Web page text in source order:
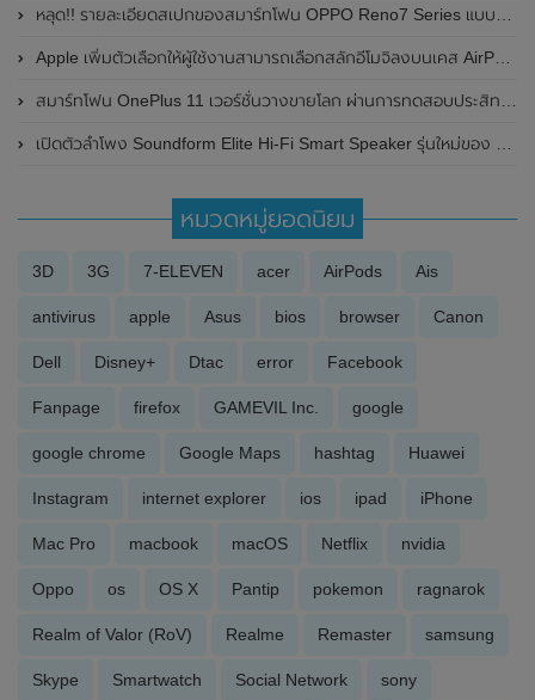
หลุด!! รายละเอียดสเปกของสมาร์ทโฟน OPPO Reno7 Series แบบหมดเปลือก ก่อนเปิดตัวอย่างเป็นทางการในเร็วๆนี้
Apple เพิ่มตัวเลือกให้ผู้ใช้งานสามารถเลือกสลักอีโมจิลงบนเคส AirPods ได้แล้ว
สมาร์ทโฟน OnePlus 11 เวอร์ชั่นวางขายโลก ผ่านการทดสอบประสิทธิภาพบน Geekbench เตรียมเปิดตัวในวันที่ 7 กุมภาพันธ์ 2023 นี้
เปิดตัวลำโพง Soundform Elite Hi-Fi Smart Speaker รุ่นใหม่ของ Belkin มาพร้อมแท่นชาร์จไร้สาย
หมวดหมู่ยอดนิยม
3D 3G 7-ELEVEN acer AirPods Ais
antivirus apple Asus bios browser Canon
Dell Disney+ Dtac error Facebook
Fanpage firefox GAMEVIL Inc. google
google chrome Google Maps hashtag Huawei
Instagram internet explorer ios ipad iPhone
Mac Pro macbook macOS Netflix nvidia
Oppo os OS X Pantip pokemon ragnarok
Realm of Valor (RoV) Realme Remaster samsung
Skype Smartwatch Social Network sony